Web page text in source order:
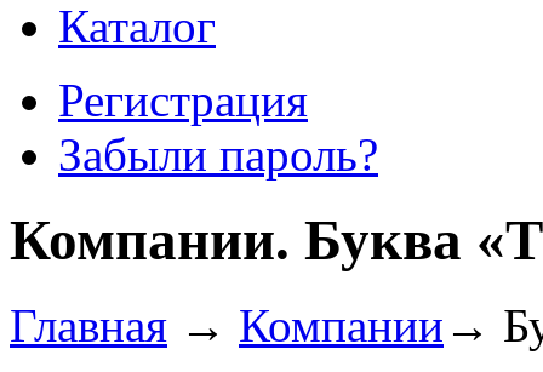
Каталог
Регистрация
Забыли пароль?
Компании. Буква
Главная → Компании →